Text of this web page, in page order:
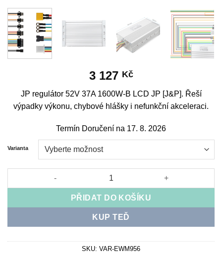
3 127 Kč
JP regulátor 52V 37A 1600W-B LCD JP [J&P]. Řeší
výpadky výkonu, chybové hlášky i nefunkční akceleraci.
Termín Doručení na 17. 8. 2026
Varianta
JP Controller 52V 37A 1600W-B LCD JP [J&P] množství
PŘIDAT DO KOŠÍKU
KUP TEĎ
SKU: VAR-EWM956